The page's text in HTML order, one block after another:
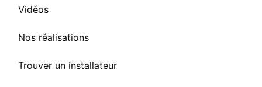
Vidéos
Nos réalisations
Trouver un installateur